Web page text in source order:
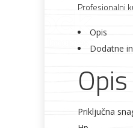
Profesionalni
Opis
Dodatne
Opis
Priključna